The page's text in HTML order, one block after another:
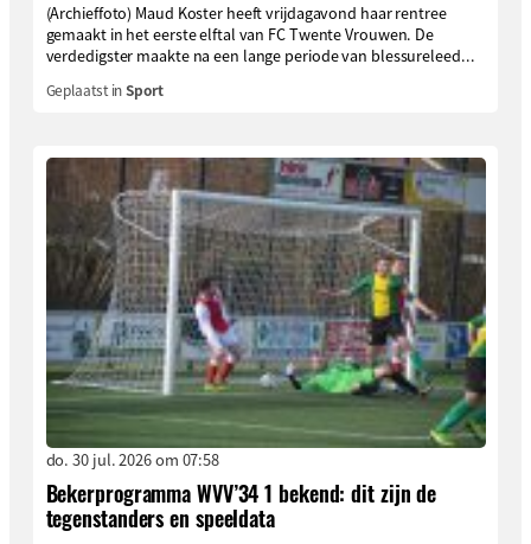
(Archieffoto) Maud Koster heeft vrijdagavond haar rentree
gemaakt in het eerste elftal van FC Twente Vrouwen. De
verdedigster maakte na een lange periode van blessureleed...
Geplaatst inSport
do. 30 jul. 2026 om 07:58
Bekerprogramma WVV’34 1 bekend: dit zijn de
tegenstanders en speeldata